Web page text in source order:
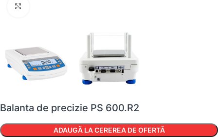
Balanta de precizie PS 600.R2
ADAUGĂ LA CEREREA DE OFERTĂ